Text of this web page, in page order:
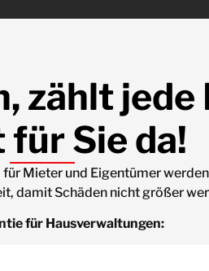
zählt
Sie da!
Mieter und Eigentümer
damit Schäden nicht größer
für Hausverwaltungen: